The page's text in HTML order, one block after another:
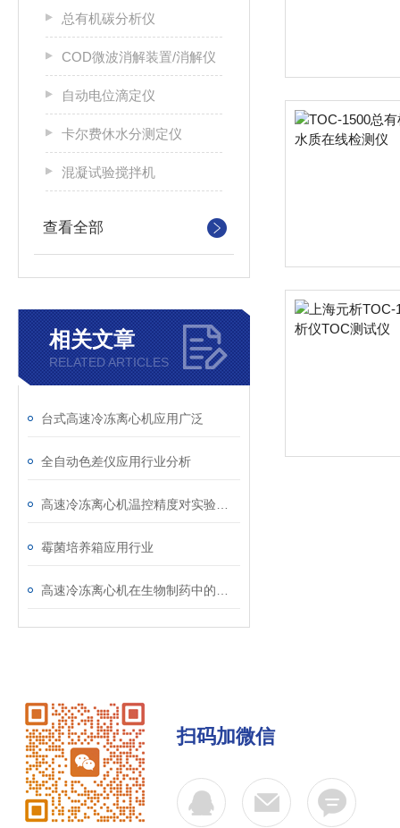
总有机碳分析仪
COD微波消解装置/消解仪
自动电位滴定仪
卡尔费休水分测定仪
混凝试验搅拌机
查看全部
相关文章
RELATED ARTICLES
台式高速冷冻离心机应用广泛
全自动色差仪应用行业分析
霉菌培养箱应用行业
扫码加微信